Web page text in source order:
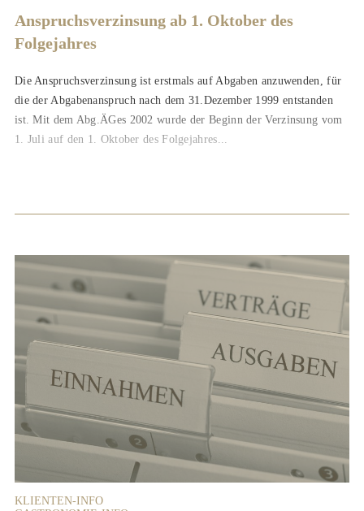
Anspruchsverzinsung ab 1. Oktober des
Folgejahres
Die Anspruchsverzinsung ist erstmals auf Abgaben anzuwenden, für
die der Abgabenanspruch nach dem 31.Dezember 1999 entstanden
ist. Mit dem Abg.ÄGes 2002 wurde der Beginn der Verzinsung vom
1. Juli auf den 1. Oktober des Folgejahres...
KLIENTEN-INFO